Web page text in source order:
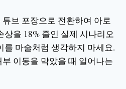
브 포장으로 전환하여 아로
상을 18% 줄인 실제 시나리오
를 마술처럼 생각하지 마세요.
이동을 막았을 때 일어나는